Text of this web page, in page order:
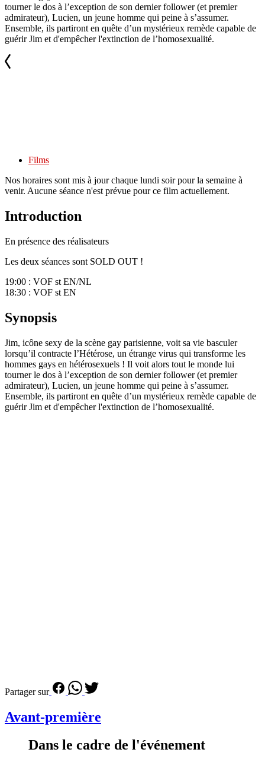
tourner le dos à l’exception de son dernier follower (et premier
admirateur), Lucien, un jeune homme qui peine à s’assumer.
Ensemble, ils partiront en quête d’un mystérieux remède capable de
guérir Jim et d'empêcher l'extinction de l’homosexualité.
Films
Nos horaires sont mis à jour chaque lundi soir pour la semaine à
venir. Aucune séance n'est prévue pour ce film actuellement.
Introduction
En présence des réalisateurs
Les deux séances sont SOLD OUT !
19:00 : VOF st EN/NL
18:30 : VOF st EN
Synopsis
Jim, icône sexy de la scène gay parisienne, voit sa vie basculer
lorsqu’il contracte l’Hétérose, un étrange virus qui transforme les
hommes gays en hétérosexuels ! Il voit alors tout le monde lui
tourner le dos à l’exception de son dernier follower (et premier
admirateur), Lucien, un jeune homme qui peine à s’assumer.
Ensemble, ils partiront en quête d’un mystérieux remède capable de
guérir Jim et d'empêcher l'extinction de l’homosexualité.
Partager sur
Avant-première
Dans le cadre de l'événement